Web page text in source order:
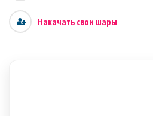
Накачать свои шары